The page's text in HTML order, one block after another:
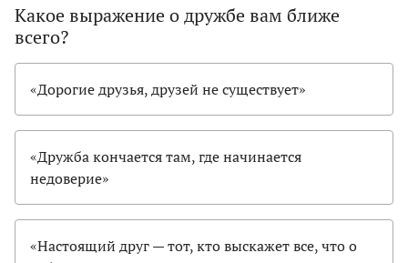
Какое выражение о дружбе вам ближе
всего?
«Дорогие друзья, друзей не существует»
«Дружба кончается там, где начинается
недоверие»
«Настоящий друг — тот, кто выскажет все, что о